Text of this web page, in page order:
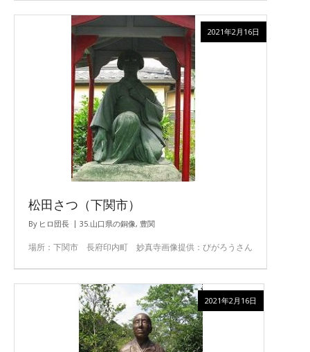
松田さつ（下関市）
By ヒロ団長 35.山口県の銅像, 豊関
場所：下関市 長府印内町 妙真寺画像提供：びがろうさん
2021年2月16日
2021年2月16日